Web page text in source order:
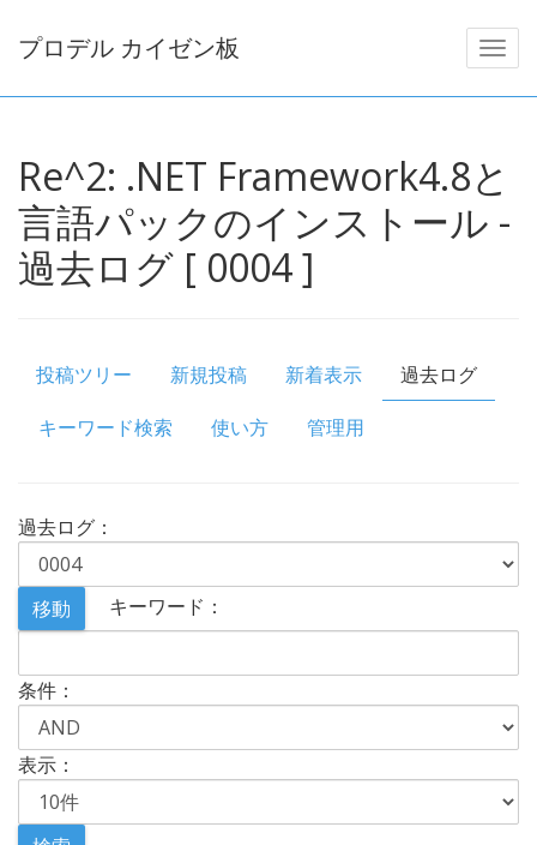
プロデル カイゼン板
Re^2: .NET Framework4.8と
言語パックのインストール -
過去ログ [ 0004 ]
投稿ツリー 新規投稿 新着表示
過去ログ
キーワード検索
使い方 管理用
過去ログ：
キーワード：
条件：
表示：